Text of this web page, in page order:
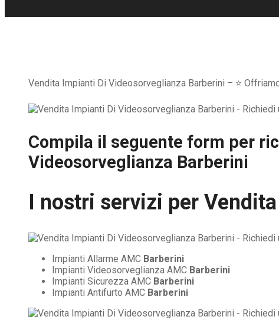
Vendita Impianti Di Videosorveglianza Barberini – ⭐
Compila il seguente form per
Videosorveglianza Barberini
I nostri servizi per
Impianti Allarme AMC Barberini
Impianti Videosorveglianza AMC Barberini
Impianti Sicurezza AMC Barberini
Impianti Antifurto AMC Barberini